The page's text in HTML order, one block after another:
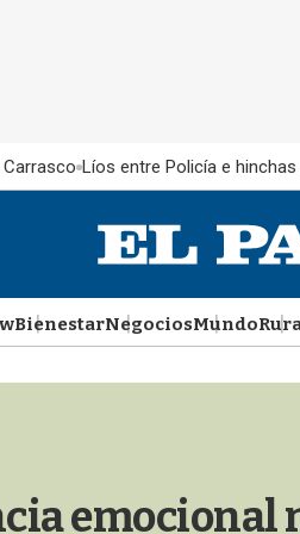
Líos entre Policía e hinchas
BienestarNegociosMundo
emocional